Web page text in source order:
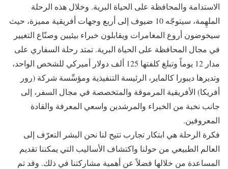
الاستدامة والمحافظة على الحياة البرية. وخلال هذه الرحلة
الملهِمة، سيتوجّه 10 ضيوف إلى أربع وجهات أفريقية مميزة، حيث
سيخوضون أروع المغامرات ويقابلون خبراء بيئيين وصنّاع التغيير
في مجال المحافظة على الحياة البرية. تمتد رحلة السفاري على
مدار 12 يوماً وتبلغ كلفتها 125 ألف دولار أميركي للشخص الواحد،
وتديرها ديبورا كالماير، الرئيسة التنفيذية ومؤسِّسة شركة (رور
أفريكا) الأفريقية المرموقة والمتخصصة في مجال السفر، إلى
جانب نخبة من الخبراء والمرشدين واسعي المعرفة والقادة
المعروفين.
فكرة الرحلة هي ابتكار تجارب تتيح لنا نحن البشر التعرّف إلى
العالم الطبيعي من حولنا واكتشاف الأساليب التي يمكننا تقديم
المساعدة من خلالها فضلاً عن أهمية مشاركتنا في ذلك. وقد تم